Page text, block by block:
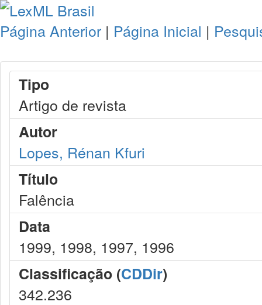
Página Anterior | Página Inicial |
Tipo
Artigo de revista
Autor
Lopes, Rénan Kfuri
Título
Falência
Data
1999, 1998, 1997, 1996
Classificação (CDDir)
342.236